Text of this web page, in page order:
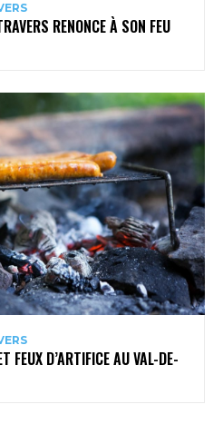
RENONCE À SON FEU
FEUX D’ARTIFICE AU VAL-DE-